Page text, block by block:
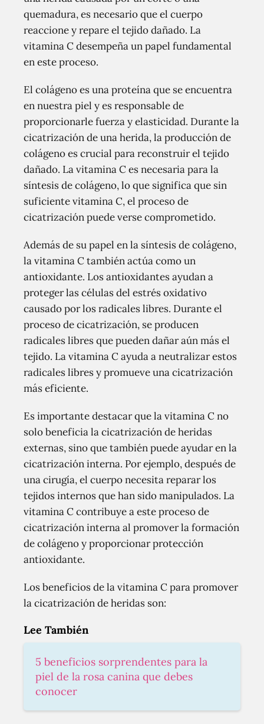
quemadura, es necesario que el cuerpo
reaccione y repare el tejido dañado. La
vitamina C desempeña un papel fundamental
en este proceso.
El colágeno es una proteína que se encuentra
en nuestra piel y es responsable de
proporcionarle fuerza y ​​elasticidad. Durante la
cicatrización de una herida, la producción de
colágeno es crucial para reconstruir el tejido
dañado. La vitamina C es necesaria para la
síntesis de colágeno, lo que significa que sin
suficiente vitamina C, el proceso de
cicatrización puede verse comprometido.
Además de su papel en la síntesis de colágeno,
la vitamina C también actúa como un
antioxidante. Los antioxidantes ayudan a
proteger las células del estrés oxidativo
causado por los radicales libres. Durante el
proceso de cicatrización, se producen
radicales libres que pueden dañar aún más el
tejido. La vitamina C ayuda a neutralizar estos
radicales libres y promueve una cicatrización
más eficiente.
Es importante destacar que la vitamina C no
solo beneficia la cicatrización de heridas
externas, sino que también puede ayudar en la
cicatrización interna. Por ejemplo, después de
una cirugía, el cuerpo necesita reparar los
tejidos internos que han sido manipulados. La
vitamina C contribuye a este proceso de
cicatrización interna al promover la formación
de colágeno y proporcionar protección
antioxidante.
Los beneficios de la vitamina C para promover
la cicatrización de heridas son:
Lee También
5 beneficios sorprendentes para la
piel de la rosa canina que debes
conocer